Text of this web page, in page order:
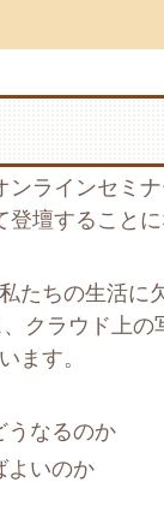
ラインセミナ
壇することに
たちの生活に
クラウド上の
ます。
うなるのか
よいのか